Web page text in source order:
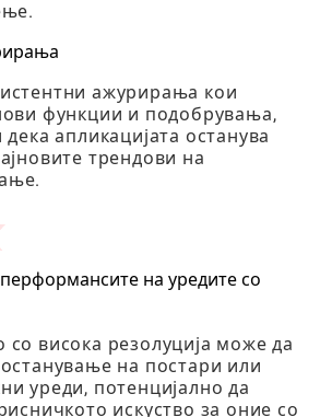
ажурирања кои
функции и подобрувања,
дека апликацијата останува
трендови на
на уредите со
со висока резолуција може да
на постари или
уреди, потенцијално да
искуство за оние со